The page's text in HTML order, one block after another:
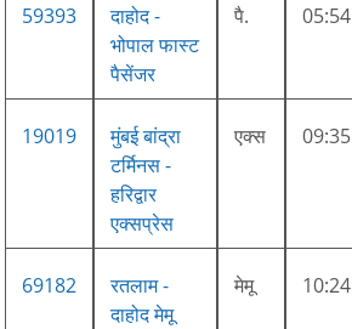
59393
दाहोद -
भोपाल फास्ट
पैसेंजर
पै. 05:54
19019
मुंबई बांद्रा
टर्मिनस -
हरिद्वार
एक्सप्रेस
एक्स 09:35
69182
रतलाम -
दाहोद मेमू
मेमू 10:24